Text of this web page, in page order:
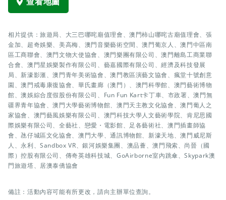
相片提供：旅遊局、大三巴哪咤廟值理會、澳門柿山哪咤古廟值理會、張
金加、超奇娛樂、美高梅、澳門音樂藝術空間、澳門葡京人、澳門中區南
區工商聯會、澳門文物大使協會、澳門樂團有限公司、澳門離島工商業聯
合會、澳門星娛樂製作有限公司、藝嘉國際有限公司、經濟及科技發展
局、新濠影滙、澳門青年美術協會、澳門教區演藝文協會、瘋堂十號創意
園、澳門戒毒康復協會、華氏畫廊（澳門）、澳門科學館、澳門藝術博物
館、澳娛綜合度假股份有限公司、Fun Fun Kart卡丁車、市政署、澳門無
疆界青年協會、澳門大學藝術博物館、澳門天主教文化協會、澳門葡人之
家協會、澳門藝風娛樂有限公司、澳門科技大學人文藝術學院、肯尼思國
際娛樂有限公司、全藝社、戀愛・電影館、足各藝術社、澳門插畫師協
會、氹仔城區文化協會、澳門大學、通訊博物館、新濠天地、澳門威尼斯
人、永利、Sandbox VR、銀河娛樂集團、澳品薈、澳門飛索、尚晉（國
際）控股有限公司、傳奇英雄科技城、GoAirborne室內跳傘、Skypark澳
門旅遊塔、居澳泰僑協會
備註：活動內容可能有所更改，請向主辦單位查詢。